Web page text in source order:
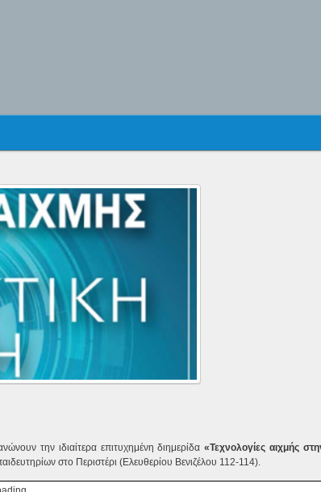
την ιδιαίτερα επιτυχημένη διημερίδα«Τεχνολογίες αιχμής
στο Περιστέρι (Ελευθερίου Βενιζέλου 112-114).